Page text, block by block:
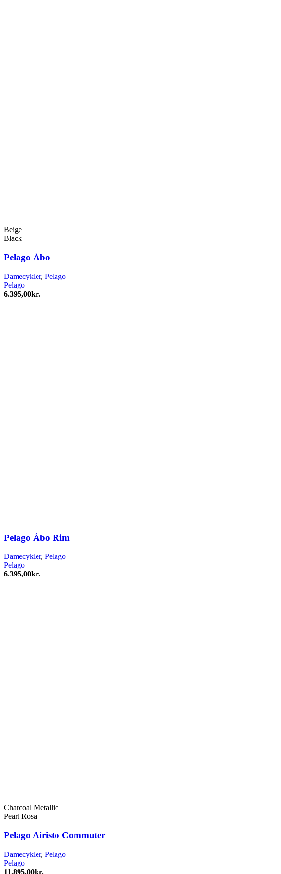
Beige
Black
Pelago Åbo
Damecykler, Pelago
Pelago
6.395,00kr.
Pelago Åbo Rim
Damecykler, Pelago
Pelago
6.395,00kr.
Charcoal Metallic
Pearl Rosa
Pelago Airisto Commuter
Damecykler, Pelago
Pelago
11.895,00kr.